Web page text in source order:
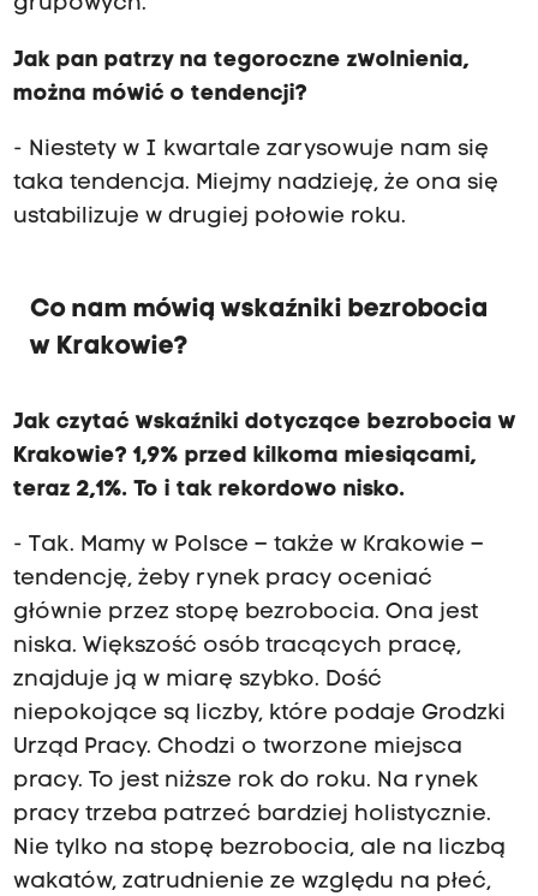
grupowych.
Jak pan patrzy na tegoroczne zwolnienia,
można mówić o tendencji?
- Niestety w I kwartale zarysowuje nam się
taka tendencja. Miejmy nadzieję, że ona się
ustabilizuje w drugiej połowie roku.
Co nam mówią wskaźniki bezrobocia
w Krakowie?
Jak czytać wskaźniki dotyczące bezrobocia w
Krakowie? 1,9% przed kilkoma miesiącami,
teraz 2,1%. To i tak rekordowo nisko.
- Tak. Mamy w Polsce – także w Krakowie –
tendencję, żeby rynek pracy oceniać
głównie przez stopę bezrobocia. Ona jest
niska. Większość osób tracących pracę,
znajduje ją w miarę szybko. Dość
niepokojące są liczby, które podaje Grodzki
Urząd Pracy. Chodzi o tworzone miejsca
pracy. To jest niższe rok do roku. Na rynek
pracy trzeba patrzeć bardziej holistycznie.
Nie tylko na stopę bezrobocia, ale na liczbą
wakatów, zatrudnienie ze względu na płeć,